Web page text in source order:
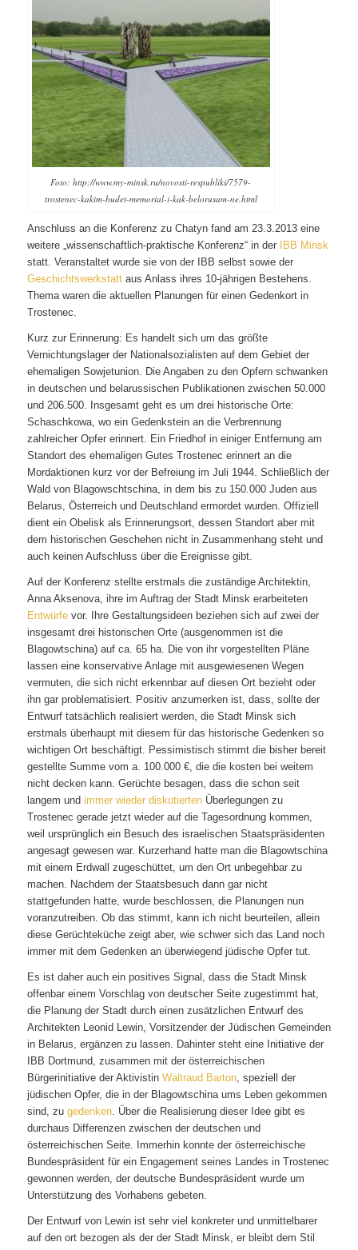
Foto: http://www.my-minsk.ru/novosti-respubliki/7579-
trostenec-kakim-budet-memorial-i-kak-belorusam-ne.html
Anschluss an die Konferenz zu Chatyn fand am 23.3.2013 eine
weitere „wissenschaftlich-praktische Konferenz“ in der
IBB Minsk
statt. Veranstaltet wurde sie von der IBB selbst sowie der
Geschichtswerkstatt aus Anlass ihres 10-jährigen Bestehens.
Thema waren die aktuellen Planungen für einen Gedenkort in
Trostenec.
Kurz zur Erinnerung: Es handelt sich um das größte
Vernichtungslager der Nationalsozialisten auf dem Gebiet der
ehemaligen Sowjetunion. Die Angaben zu den Opfern schwanken
in deutschen und belarussischen Publikationen zwischen 50.000
und 206.500. Insgesamt geht es um drei historische Orte:
Schaschkowa, wo ein Gedenkstein an die Verbrennung
zahlreicher Opfer erinnert. Ein Friedhof in einiger Entfernung am
Standort des ehemaligen Gutes Trostenec erinnert an die
Mordaktionen kurz vor der Befreiung im Juli 1944. Schließlich der
Wald von Blagowschtschina, in dem bis zu 150.000 Juden aus
Belarus, Österreich und Deutschland ermordet wurden. Offiziell
dient ein Obelisk als Erinnerungsort, dessen Standort aber mit
dem historischen Geschehen nicht in Zusammenhang steht und
auch keinen Aufschluss über die Ereignisse gibt.
Auf der Konferenz stellte erstmals die zuständige Architektin,
Anna Aksenova, ihre im Auftrag der Stadt Minsk erarbeiteten
Entwürfe vor. Ihre Gestaltungsideen beziehen sich auf zwei der
insgesamt drei historischen Orte (ausgenommen ist die
Blagowtschina) auf ca. 65 ha. Die von ihr vorgestellten Pläne
lassen eine konservative Anlage mit ausgewiesenen Wegen
vermuten, die sich nicht erkennbar auf diesen Ort bezieht oder
ihn gar problematisiert. Positiv anzumerken ist, dass, sollte der
Entwurf tatsächlich realisiert werden, die Stadt Minsk sich
erstmals überhaupt mit diesem für das historische Gedenken so
wichtigen Ort beschäftigt. Pessimistisch stimmt die bisher bereit
gestellte Summe vom a. 100.000 €, die die kosten bei weitem
nicht decken kann. Gerüchte besagen, dass die schon seit
langem und immer wieder diskutiertenÜberlegungen zu
Trostenec gerade jetzt wieder auf die Tagesordnung kommen,
weil ursprünglich ein Besuch des israelischen Staatspräsidenten
angesagt gewesen war. Kurzerhand hatte man die Blagowtschina
mit einem Erdwall zugeschüttet, um den Ort unbegehbar zu
machen. Nachdem der Staatsbesuch dann gar nicht
stattgefunden hatte, wurde beschlossen, die Planungen nun
voranzutreiben. Ob das stimmt, kann ich nicht beurteilen, allein
diese Gerüchteküche zeigt aber, wie schwer sich das Land noch
immer mit dem Gedenken an überwiegend jüdische Opfer tut.
Es ist daher auch ein positives Signal, dass die Stadt Minsk
offenbar einem Vorschlag von deutscher Seite zugestimmt hat,
die Planung der Stadt durch einen zusätzlichen Entwurf des
Architekten Leonid Lewin, Vorsitzender der Jüdischen Gemeinden
in Belarus, ergänzen zu lassen. Dahinter steht eine Initiative der
IBB Dortmund, zusammen mit der österreichischen
Bürgerinitiative der Aktivistin Waltraud Barton, speziell der
jüdischen Opfer, die in der Blagowtschina ums Leben gekommen
sind, zu gedenken. Über die Realisierung dieser Idee gibt es
durchaus Differenzen zwischen der deutschen und
österreichischen Seite. Immerhin konnte der österreichische
Bundespräsident für ein Engagement seines Landes in Trostenec
gewonnen werden, der deutsche Bundespräsident wurde um
Unterstützung des Vorhabens gebeten.
Der Entwurf von Lewin ist sehr viel konkreter und unmittelbarer
auf den ort bezogen als der der Stadt Minsk, er bleibt dem Stil